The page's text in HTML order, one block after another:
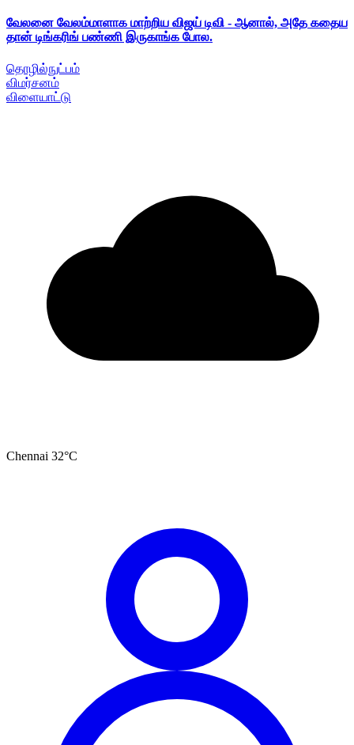
வேலனை வேலம்மாளாக மாற்றிய விஜய் டிவி - ஆனால், அதே கதைய
தான் டிங்கரிங் பண்ணி இருகாங்க போல.
தொழில்நுட்பம்
விமர்சனம்
விளையாட்டு
Chennai 32°C